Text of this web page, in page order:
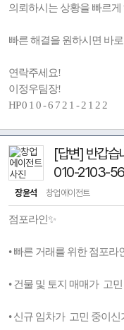
의뢰하시는 상황을 빠르
빠른 해결을 원하시면 바
연락주세요!
이정우팀장!
HP 0 1 0 - 6 7 2 1 - 2 1 2 2
[답변] 반갑습
010-2103-
장윤석 창업에이전트
점포라인✨
• 빠른 거래를 위한 점포라인
• 건물 및 토지 매매가 고
• 신규 임차가 고민 중이신